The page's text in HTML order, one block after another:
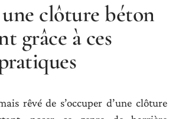
clôture béton
grâce à ces
rêvé de s’occuper d’une clôture